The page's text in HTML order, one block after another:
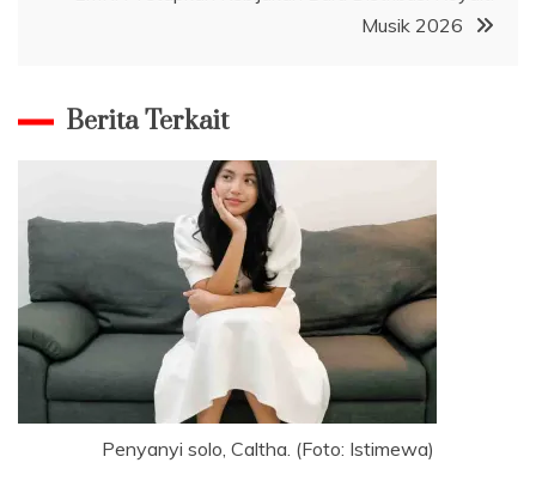
Musik 2026
Berita Terkait
Penyanyi solo, Caltha. (Foto: Istimewa)